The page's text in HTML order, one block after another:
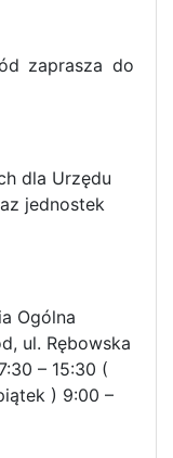
zaprasza do
dla Urzędu
jednostek
Ogólna
ul. Rębowska
– 15:30 (
) 9:00 –